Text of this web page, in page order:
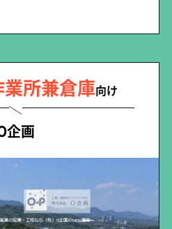
所兼倉庫向け
企画